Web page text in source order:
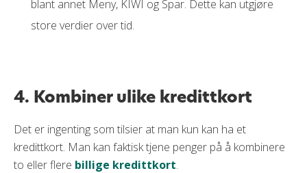
blant annet Meny, KIWI og Spar. Dette kan utgjøre
store verdier over tid.
4. Kombiner ulike kredittkort
Det er ingenting som tilsier at man kun kan ha et
kredittkort. Man kan faktisk tjene penger på å kombinere
to eller flere billige kredittkort.